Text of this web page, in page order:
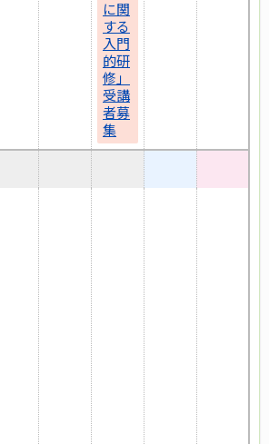
に関
する
入門
的研
修」
受講
者募
集